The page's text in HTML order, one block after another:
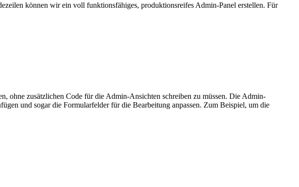
können wir ein voll funktionsfähiges, produktionsreifes Admin-Panel erstellen. Für
ohne zusätzlichen Code für die Admin-Ansichten schreiben zu müssen. Die Admin-
und sogar die Formularfelder für die Bearbeitung anpassen. Zum Beispiel, um die